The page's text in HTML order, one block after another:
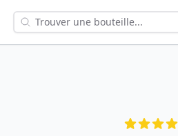
Reviews